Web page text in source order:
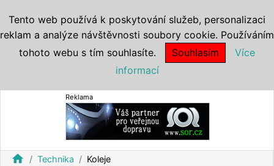
Reklama
home Technika Koleje
Tento web používá k poskytování služeb, personalizaci
reklam a analýze návštěvnosti soubory cookie. Používáním
tohoto webu s tím souhlasíte.
Souhlasím
Více
informací